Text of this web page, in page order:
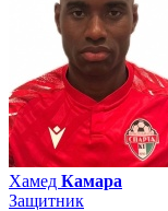
Хамед Камара
Защитник